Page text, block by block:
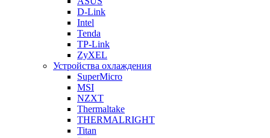
D-Link
Intel
Tenda
TP-Link
ZyXEL
Устройства охлаждения
SuperMicro
MSI
NZXT
Thermaltake
THERMALRIGHT
Titan